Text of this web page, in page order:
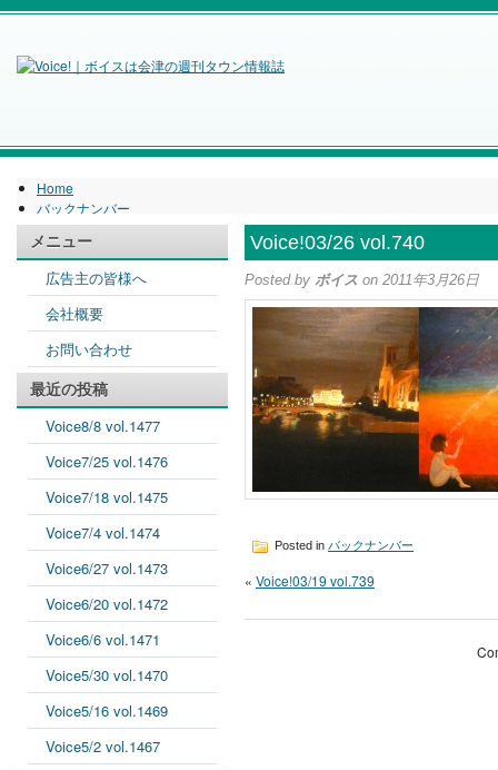
Home
バックナンバー
特集
メニュー
広告主の皆様へ
会社概要
お問い合わせ
最近の投稿
Voice8/8 vol.1477
Voice7/25 vol.1476
Voice7/18 vol.1475
Voice7/4 vol.1474
Voice6/27 vol.1473
Voice6/20 vol.1472
Voice6/6 vol.1471
Voice5/30 vol.1470
Voice5/16 vol.1469
Voice5/2 vol.1467
Voice!03/26 vol.740
Posted by ボイス on 2011年3月26日
Posted in バックナンバー
« Voice!03/19 vol.739